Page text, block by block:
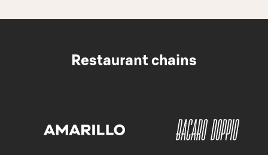
Restaurant chains